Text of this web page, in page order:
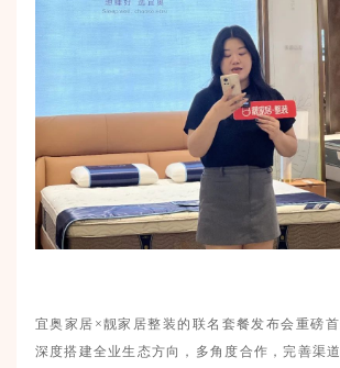
宜奥家居 ×靓家居整装的联名套餐发布会重磅
深度搭建全业生态方向，多角度合作，完善渠